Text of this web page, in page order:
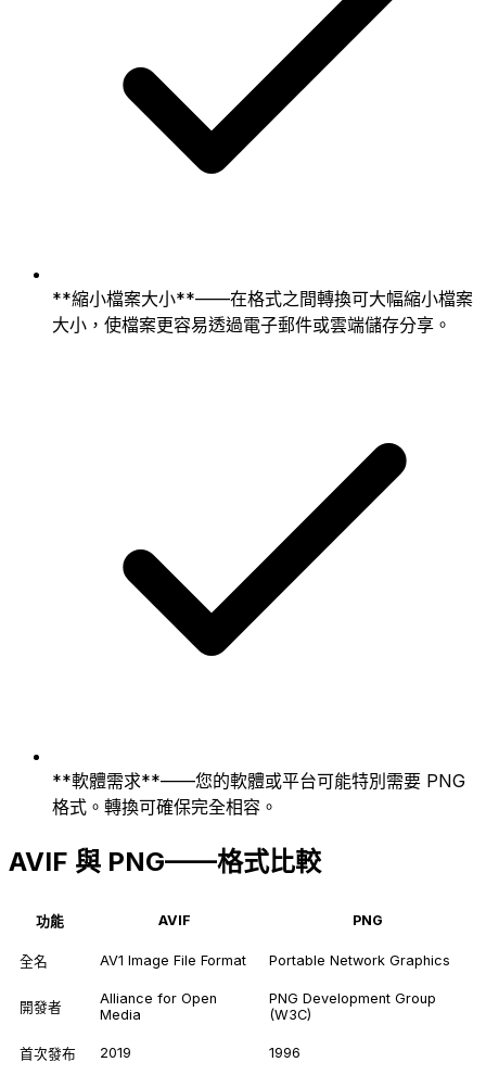
**縮小檔案大小**——在格式之間轉換可大幅縮小檔案
大小，使檔案更容易透過電子郵件或雲端儲存分享。
**軟體需求**——您的軟體或平台可能特別需要 PNG
格式。轉換可確保完全相容。
AVIF 與 PNG——格式比較
功能 AVIF PNG
全名 AV1 Image File Format Portable Network Graphics
開發者
Alliance for Open
Media
PNG Development Group
(W3C)
首次發布 2019 1996